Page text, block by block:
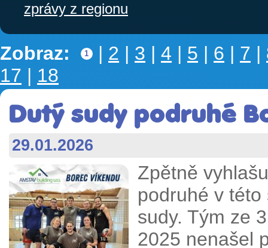
zprávy z regionu
Zobraz: 1 | 2 | 3 | 4 | 5 | 6 | 7 |
17 | 18
Dutý sudy podruhé
29.01.2026
Zpětně
podruhé v
sudy. Tým ze
2025 nenašel